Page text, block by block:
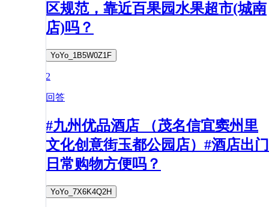
区规范，靠近百果园水果超市(城南
店)吗？
YoYo_1B5W0Z1F
2
回答
#九州优品酒店 （茂名信宜窦州里
文化创意街玉都公园店）#酒店出门
日常购物方便吗？
YoYo_7X6K4Q2H